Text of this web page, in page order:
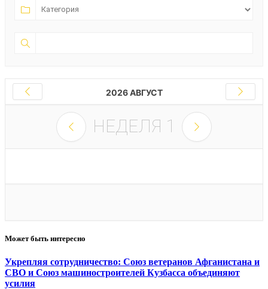
2026 АВГУСТ
НЕДЕЛЯ 1
Может быть интересно
Укрепляя сотрудничество: Союз ветеранов Афганистана и
СВО и Союз машиностроителей Кузбасса объединяют
усилия